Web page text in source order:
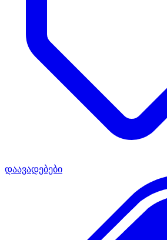
დაავადებები